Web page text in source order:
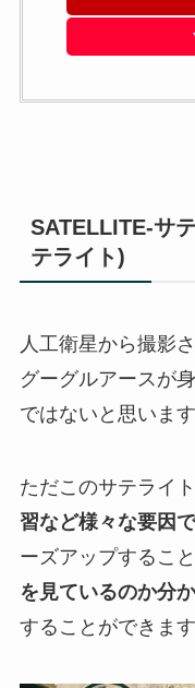
SATELLITE-サ
テライト)
人工衛星から撮影
グーグルアースが
ではないと思います
ただこのサテライ
習など様々な要因
ーズアップすること
を見ているのか分
することができます